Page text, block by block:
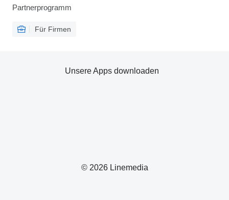
Partnerprogramm
Für Firmen
© 2026 Linemedia
Unsere Apps downloaden